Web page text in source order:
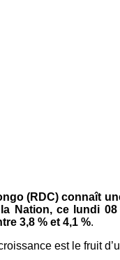
(RDC) connaît
Nation, ce lundi
3,8 % et 4,1 %.
est le fruit